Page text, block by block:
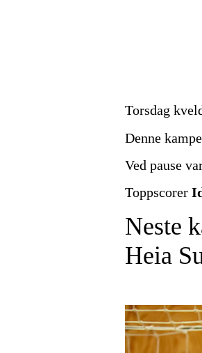
Torsdag
Denne
Ved pause
Toppscorer
Neste
Heia